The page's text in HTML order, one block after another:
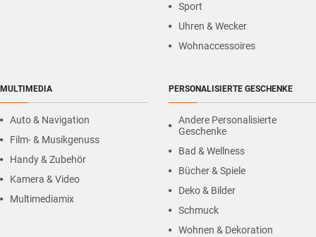
Sport
Uhren & Wecker
Wohnaccessoires
MULTIMEDIA
Auto & Navigation
Film- & Musikgenuss
Handy & Zubehör
Kamera & Video
Multimediamix
PERSONALISIERTE GESCHENKE
Andere Personalisierte
Geschenke
Bad & Wellness
Bücher & Spiele
Deko & Bilder
Schmuck
Wohnen & Dekoration